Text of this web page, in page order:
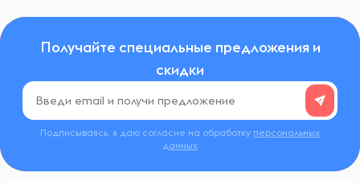
Получайте специальные предложения и
скидки
Подписываясь, я даю согласие на обработку персональных
данных